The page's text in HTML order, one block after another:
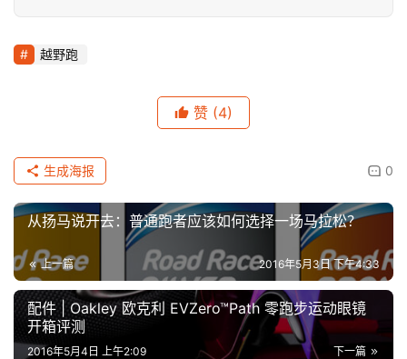
越野跑
赞 (4)
0
生成海报
从扬马说开去：普通跑者应该如何选择一场马拉松？
上一篇 2016年5月3日 下午4:33
配件 | Oakley 欧克利 EVZero™Path 零跑步运动眼镜
开箱评测
下一篇
2016年5月4日 上午2:09